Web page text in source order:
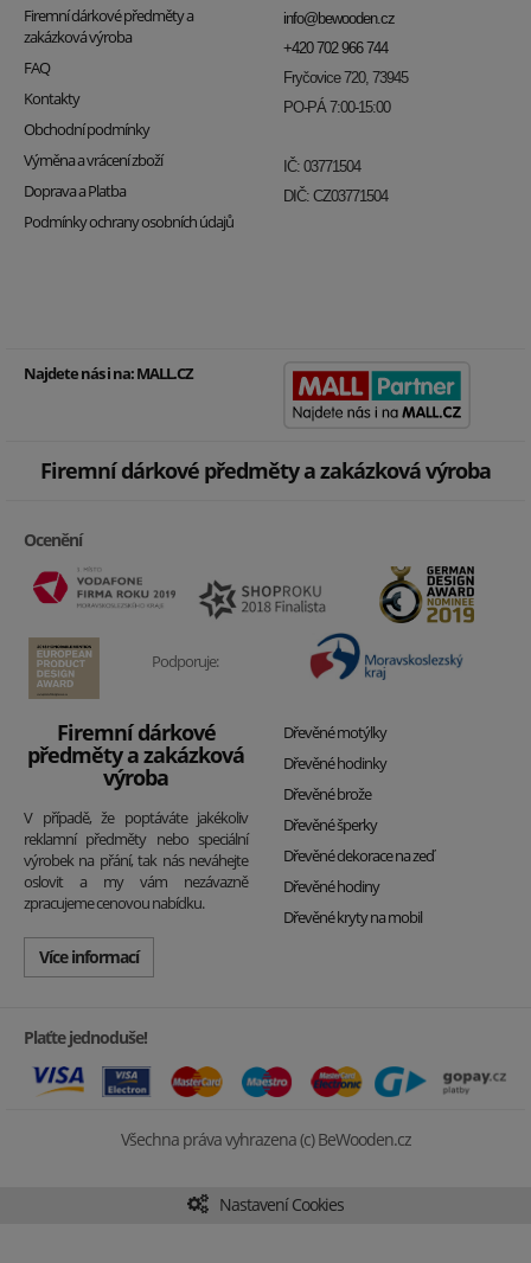
Firemní dárkové předměty a
zakázková výroba
FAQ
Kontakty
Obchodní podmínky
Výměna a vrácení zboží
Doprava a Platba
Podmínky ochrany osobních údajů
info@bewooden.cz
+420 702 966 744
Fryčovice 720, 73945
PO-PÁ 7:00-15:00
IČ: 03771504
DIČ: CZ03771504
Najdete nás i na:MALL.CZ
Firemní dárkové předměty a zakázková výroba
Ocenění
Podporuje:
Firemní dárkové
předměty a zakázková
výroba
V případě, že poptáváte jakékoliv
reklamní předměty nebo speciální
výrobek na přání, tak nás neváhejte
oslovit a my vám nezávazně
zpracujeme cenovou nabídku.
Více informací
Dřevěné motýlky
Dřevěné hodinky
Dřevěné brože
Dřevěné šperky
Dřevěné dekorace na zeď
Dřevěné hodiny
Dřevěné kryty na mobil
Plaťte jednoduše!
Všechna práva vyhrazena (c) BeWooden.cz
Nastavení Cookies